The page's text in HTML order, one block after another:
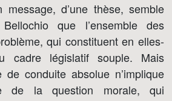
message, d’une thèse, semble
que l’ensemble des
qui constituent en elles-
cadre législatif souple. Mais
de conduite absolue n’implique
de la question morale, qui